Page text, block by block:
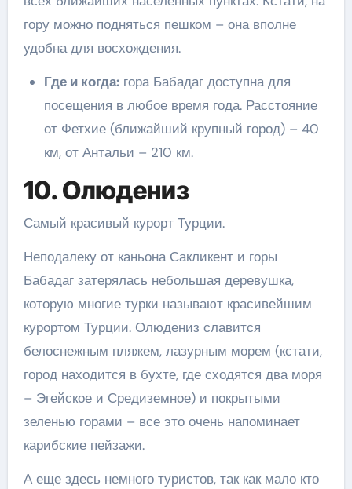
гору можно подняться пешком – она вполне
удобна для восхождения.
Где и когда:гора Бабадаг доступна для
посещения в любое время года. Расстояние
от Фетхие (ближайший крупный город) – 40
км, от Антальи – 210 км.
10. Олюдениз
Самый красивый курорт Турции.
Неподалеку от каньона Сакликент и горы
Бабадаг затерялась небольшая деревушка,
которую многие турки называют красивейшим
курортом Турции. Олюдениз славится
белоснежным пляжем, лазурным морем (кстати,
город находится в бухте, где сходятся два моря
– Эгейское и Средиземное) и покрытыми
зеленью горами – все это очень напоминает
карибские пейзажи.
А еще здесь немного туристов, так как мало кто